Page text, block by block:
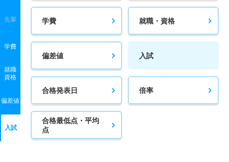
先輩
学費
就職
資格
偏差値
入試
学費 就職・資格
偏差値 入試
合格発表日 倍率
合格最低点・平均
点